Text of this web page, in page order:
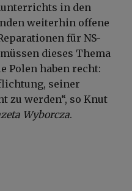
in den
weiterhin offene
für NS-
dieses Thema
Polen haben recht:
seiner
zu werden“, so Knut
Wyborcza.